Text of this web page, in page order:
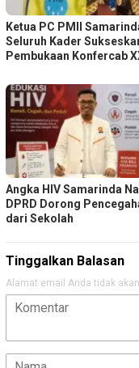
Ketua PC PMII
Seluruh Kader
Pembukaan Konfercab
Angka HIV Samarinda
DPRD Dorong
dari Sekolah
Tinggalkan Balasan
Alamat email Anda tidak